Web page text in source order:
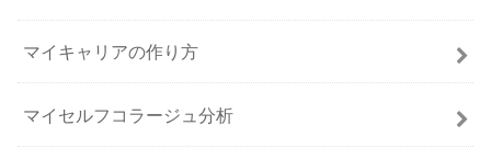
マイキャリアの作り方
マイセルフコラージュ分析